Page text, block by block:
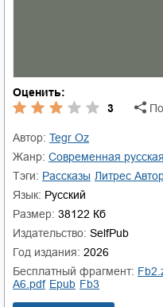
Оценить:
3
Автор:
Tegr Oz
Жанр:
современная
Тэги:
рассказы
Литрес
Язык: Русский
Размер: 38122 Кб
Издательство: SelfPub
Год издания: 2026
Бесплатный фрагмент:
a6.pdf
epub fb3